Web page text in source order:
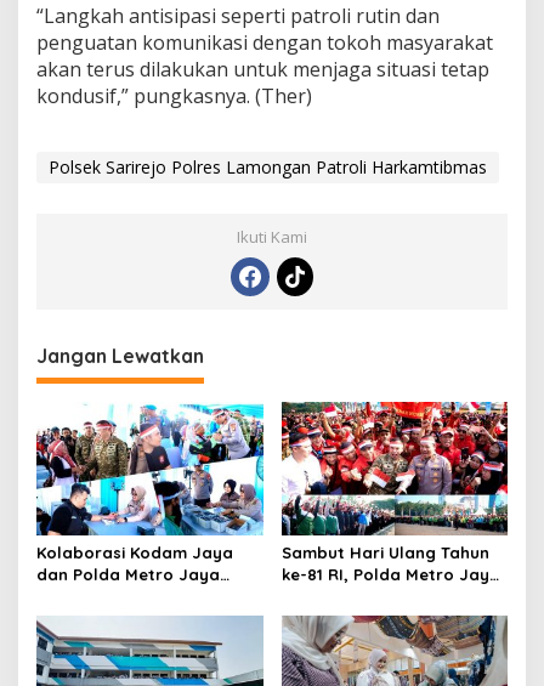
“Langkah antisipasi seperti patroli rutin dan
penguatan komunikasi dengan tokoh masyarakat
akan terus dilakukan untuk menjaga situasi tetap
kondusif,” pungkasnya. (Ther)
Polsek Sarirejo Polres Lamongan Patroli Harkamtibmas
Ikuti Kami
Jangan Lewatkan
Kolaborasi Kodam Jaya
dan Polda Metro Jaya
Sambut Hari Ulang Tahun
ke-81 RI, Polda Metro Jaya